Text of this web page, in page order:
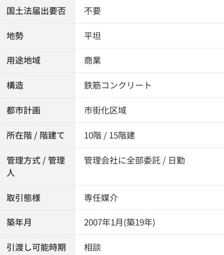
国土法届出要否 不要
地勢 平坦
用途地域 商業
構造 鉄筋コンクリート
都市計画 市街化区域
所在階 / 階建て 10階 / 15階建
管理方式 / 管理
人
管理会社に全部委託 / 日勤
取引態様 専任媒介
築年月 2007年1月(築19年)
引渡し可能時期 相談